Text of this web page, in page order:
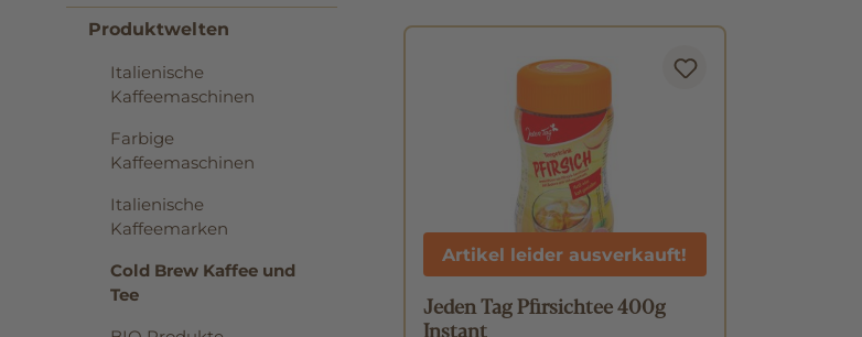
Produktwelten
Italienische
Kaffeemaschinen
Farbige
Kaffeemaschinen
Italienische
Kaffeemarken
Cold Brew Kaffee und
Tee
Artikel leider ausverkauft!
Jeden Tag Pfirsichtee 400g
Instant